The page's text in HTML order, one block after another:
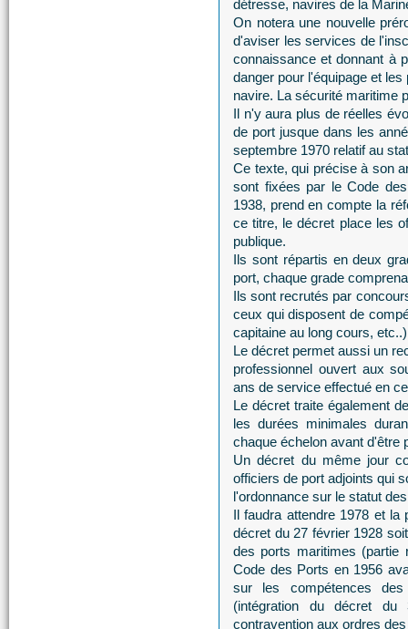
détresse, navires de la
On notera une nouvelle
d'aviser les services de
connaissance et donnant à
danger pour l'équipage et
navire. La sécurité maritime
Il n'y aura plus de réelles
de port jusque dans les
septembre 1970 relatif au
Ce texte, qui précise à son
sont fixées par le Code
1938, prend en compte la
ce titre, le décret place les
publique.
Ils sont répartis en deux
port, chaque grade
Ils sont recrutés par
ceux qui disposent de
capitaine au long cours,
Le décret permet aussi un
professionnel ouvert aux
ans de service effectué en
Le décret traite également
les durées minimales
chaque échelon avant d'être
Un décret du même jour
officiers de port adjoints qui
l'ordonnance sur le statut
Il faudra attendre 1978 et
décret du 27 février 1928
des ports maritimes (partie
Code des Ports en 1956
sur les compétences
(intégration du décret
contravention aux ordres